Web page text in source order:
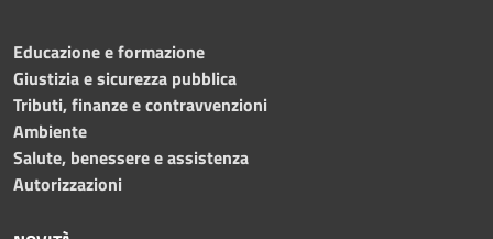
Educazione e formazione
Giustizia e sicurezza pubblica
Tributi, finanze e contravvenzioni
Ambiente
Salute, benessere e assistenza
Autorizzazioni